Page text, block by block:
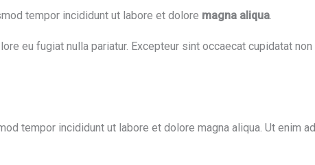
tempor incididunt ut labore et dolore magna aliqua.
eu fugiat nulla pariatur. Excepteur sint occaecat cupidatat non
tempor incididunt ut labore et dolore magna aliqua. Ut enim ad